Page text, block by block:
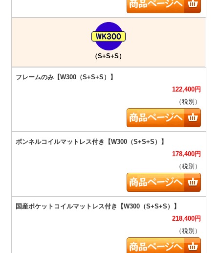
（S+S+S）
122,400円
（税別）
178,400円
（税別）
218,400円
（税別）